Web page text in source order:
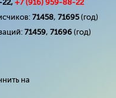
+7 (916) 959-88-22
71458, 71695(год)
71459, 71696 (год)
на